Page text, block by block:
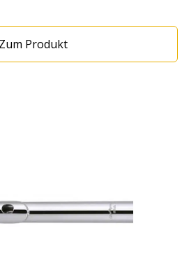
Zum Produkt